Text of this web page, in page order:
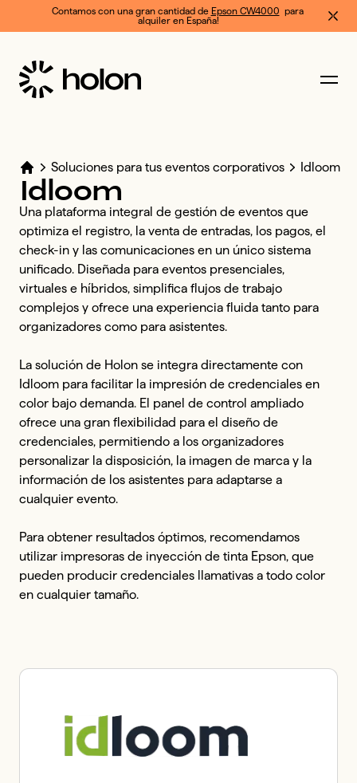
Contamos con una gran cantidad de Epson CW4000
  para
alquiler en España!
Soluciones para tus eventos corporativos Idloom
Idloom
Una plataforma integral de gestión de eventos que
optimiza el registro, la venta de entradas, los pagos, el
check-in y las comunicaciones en un único sistema
unificado. Diseñada para eventos presenciales,
virtuales e híbridos, simplifica flujos de trabajo
complejos y ofrece una experiencia fluida tanto para
organizadores como para asistentes.
La solución de Holon se integra directamente con
Idloom para facilitar la impresión de credenciales en
color bajo demanda. El panel de control ampliado
ofrece una gran flexibilidad para el diseño de
credenciales, permitiendo a los organizadores
personalizar la disposición, la imagen de marca y la
información de los asistentes para adaptarse a
cualquier evento.
Para obtener resultados óptimos, recomendamos
utilizar impresoras de inyección de tinta Epson, que
pueden producir credenciales llamativas a todo color
en cualquier tamaño.